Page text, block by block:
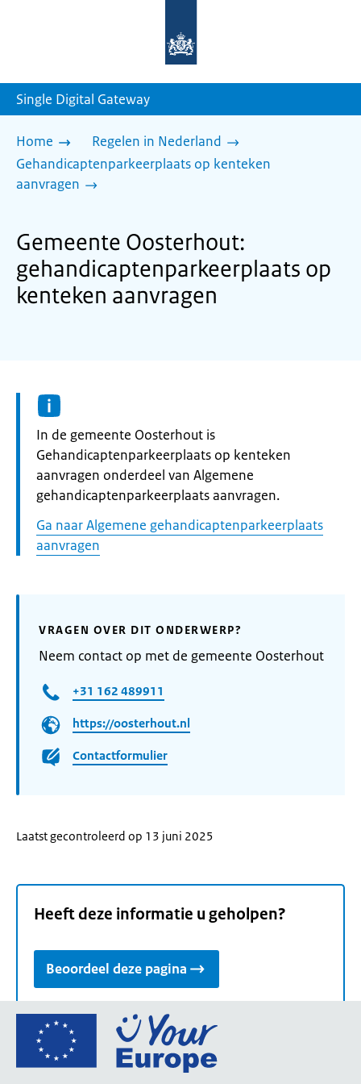
homepage
Single Digital Gateway
Home
Regelen in Nederland
Gehandicaptenparkeerplaats op kenteken
aanvragen
Gemeente Oosterhout:
gehandicaptenparkeerplaats op
kenteken aanvragen
Informatie:
In de gemeente Oosterhout is
Gehandicaptenparkeerplaats op kenteken
aanvragen onderdeel van Algemene
gehandicaptenparkeerplaats aanvragen.
Ga naar Algemene gehandicaptenparkeerplaats
aanvragen
VRAGEN OVER DIT ONDERWERP?
Neem contact op met de gemeente Oosterhout
+31 162 489911
https://oosterhout.nl
Contactformulier
Laatst gecontroleerd op 13 juni 2025
Heeft deze informatie u geholpen?
Beoordeel deze pagina
Ga
de